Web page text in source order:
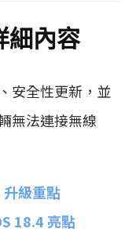
細內容
安全性更新，並
無法連接無線
級重點
18.4 亮點